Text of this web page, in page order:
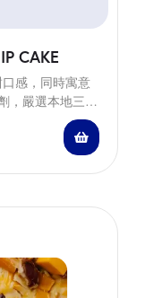
CAKE
感，同時寓意
，嚴選本地三興
蝦米。採用有機
功效。 Our use
turnip gives